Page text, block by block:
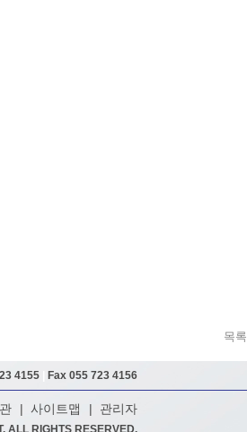
목록
4155 Fax 055 723 4156
| 사이트맵 | 관리자
ALL RIGHTS RESERVED.